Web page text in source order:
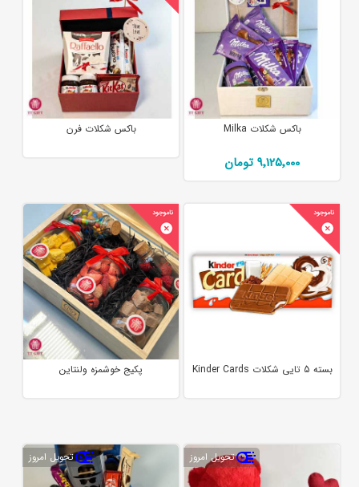
باکس شکلات Milka
9٬125٬000 تومان
باکس شکلات فرن
بسته 5 تایی شکلات Kinder Cards پکیج خوشمزه ولنتاین
تحویل امروز تحویل امروز